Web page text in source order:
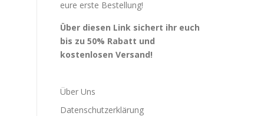
eure erste Bestellung!
Über diesen Link sichert ihr euch
bis zu 50% Rabatt und
kostenlosen Versand!
Über Uns
Datenschutzerklärung